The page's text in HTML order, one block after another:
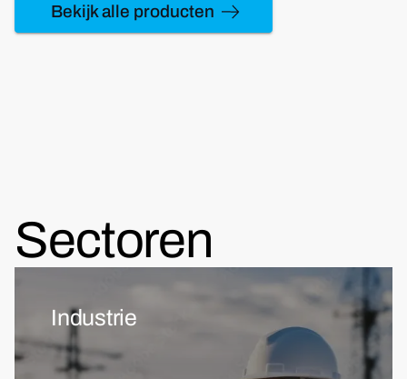
Bekijk alle producten
Sectoren
Industrie